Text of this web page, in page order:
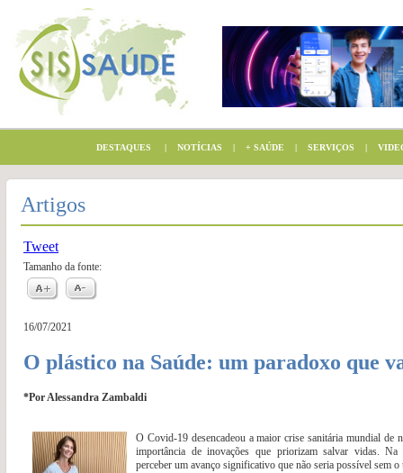
DESTAQUES | NOTÍCIAS | + SAÚDE | SERVIÇOS |
Artigos
Tweet
Tamanho da fonte:
16/07/2021
O plástico na Saúde: um paradoxo que
*Por Alessandra Zambaldi
O Covid-19 desencadeou a maior crise sanitária mundial de
importância de inovações que priorizam salvar vidas. Na
perceber um avanço significativo que não seria possível sem